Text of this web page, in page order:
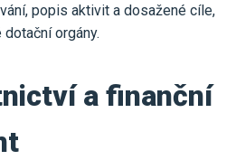
popis aktivit a dosažené cíle,
orgány.
a finanční